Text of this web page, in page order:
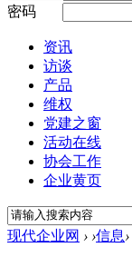
密码
资讯
访谈
产品
维权
党建之窗
活动在线
协会工作
企业黄页
现代企业网 › ›信息›